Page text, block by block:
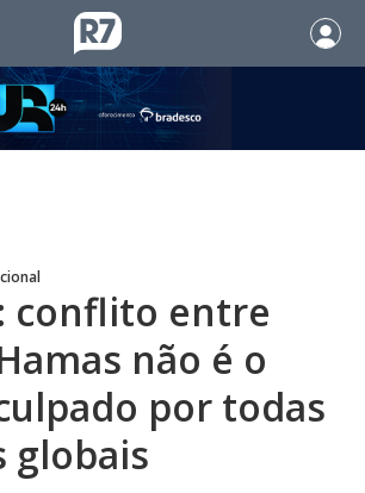
conflito entre
não é o
por todas
globais